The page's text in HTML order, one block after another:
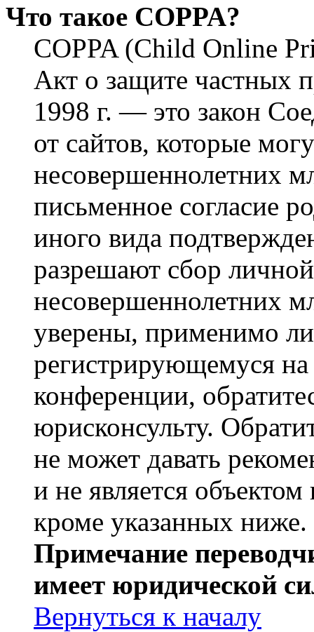
Что такое COPPA?
COPPA (Child Online
Акт о защите частных
1998 г. — это закон
от сайтов, которые
несовершеннолетних
письменное согласие
иного вида
разрешают сбор
несовершеннолетних
уверены, применимо
регистрирующемуся
конференции,
юрисконсульту.
не может давать
и не является
кроме указанных ниже.
Примечание
имеет юридической
Вернуться к началу